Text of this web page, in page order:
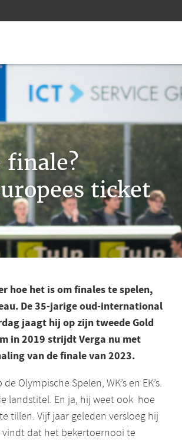
finale?
ticket
hoe het is om finales te spelen,
De 35-jarige oud-international
jaagt hij op zijn tweede Gold
in 2019 strijdt Verga nu met
van de finale van 2023.
Olympische Spelen, WK’s en EK’s.
landstitel. En ja, hij weet ook hoe
tillen. Vijf jaar geleden versloeg hij
vindt dat het bekertoernooi te